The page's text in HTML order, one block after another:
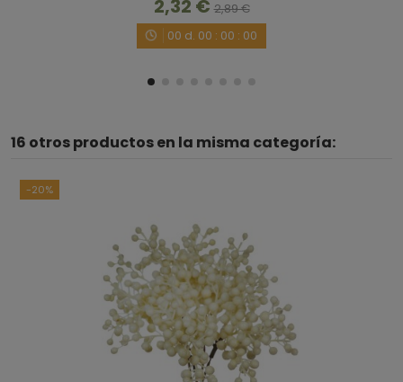
2,32 €2,89 €
00 d. 00 : 00 : 00
16 otros productos en la misma categoría:
-20%